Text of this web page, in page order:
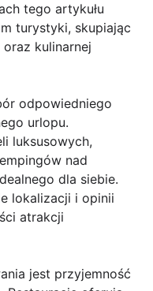
tego artykułu
turystyki, skupiając
kulinarnej
odpowiedniego
urlopu.
luksusowych,
nad
dla siebie.
lokalizacji i opinii
atrakcji
jest przyjemność